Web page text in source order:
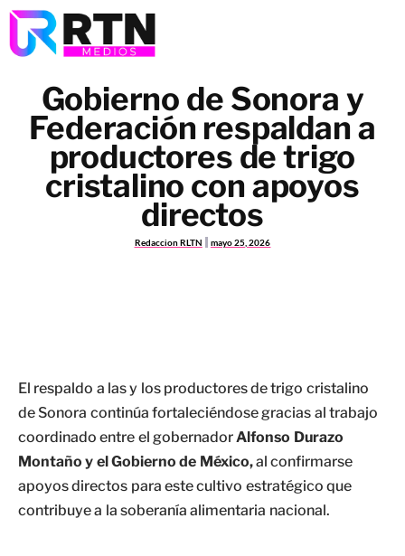
Gobierno de Sonora y
Federación respaldan a
productores de trigo
cristalino con apoyos
directos
Redaccion RLTN mayo 25, 2026
El respaldo a las y los productores de trigo cristalino
de Sonora continúa fortaleciéndose gracias al trabajo
coordinado entre el gobernadorAlfonso Durazo
Montaño y el Gobierno de México,al confirmarse
apoyos directos para este cultivo estratégico que
contribuye a la soberanía alimentaria nacional.